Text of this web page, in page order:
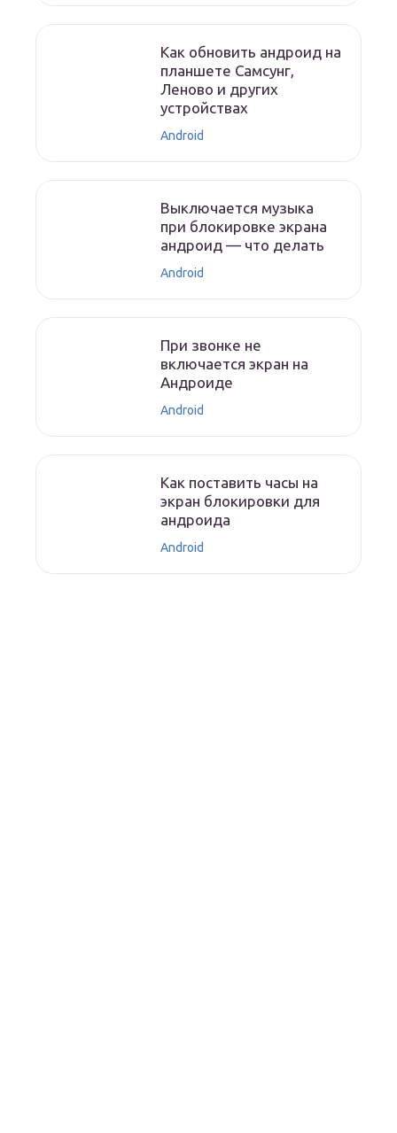
Как обновить андроид на
планшете Самсунг,
Леново и других
устройствах
Android
Выключается музыка
при блокировке экрана
андроид — что делать
Android
При звонке не
включается экран на
Андроиде
Android
Как поставить часы на
экран блокировки для
андроида
Android